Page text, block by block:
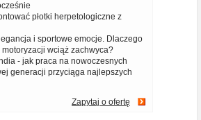
płotki herpetologiczne z
i sportowe emocje. Dlaczego
wciąż zachwyca?
- jak praca na nowoczesnych
generacji przyciąga najlepszych
Zapytaj o ofertę